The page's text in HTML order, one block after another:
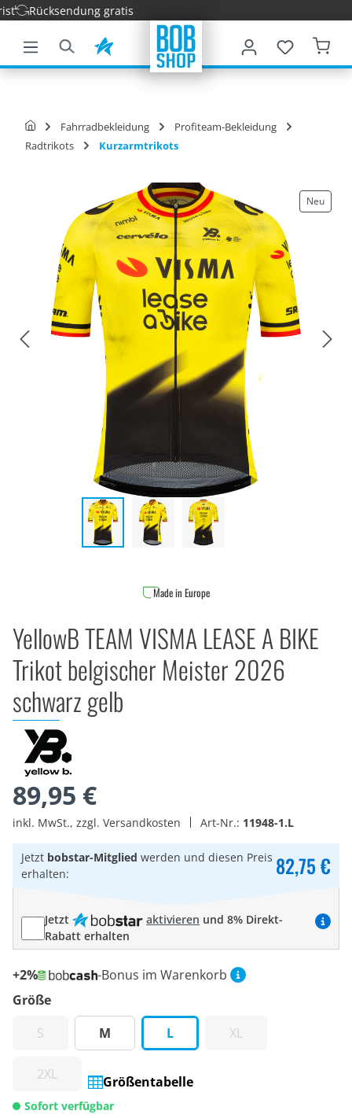
springen
Rücksendung gratis
Fahrradbekleidung
Profiteam-Bekleidung
Radtrikots
Kurzarmtrikots
Neu
Made in Europe
YellowB TEAM VISMA LEASE A BIKE
Trikot belgischer Meister 2026
schwarz gelb
89,95 €
inkl. MwSt., zzgl. Versandkosten Art-Nr.: 11948-1.L
Jetzt bobstar-Mitglied werden und diesen Preis
erhalten:
82,75 €
Jetzt aktivieren und 8% Direkt-
Rabatt erhalten
+2%
-Bonus im Warenkorb
Größe
S
M L XL
2XL Größentabelle
Sofort verfügbar